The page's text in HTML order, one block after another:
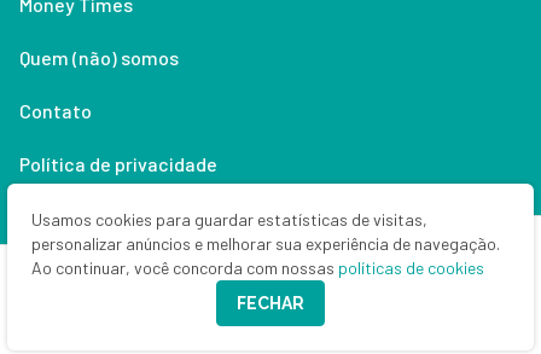
Quem (não) somos
Contato
Política de privacidade
Lifestyle
Copyright © 2026 Seu Dinheiro. Todos os direitos reservados.
CNPJ: 33.523.405/0001-63
Usamos cookies para guardar estatísticas de visitas,
personalizar anúncios e melhorar sua experiência de navegação.
Ao continuar, você concorda com nossas políticas de cookies
FECHAR